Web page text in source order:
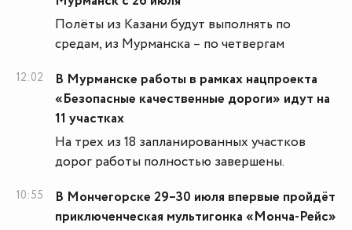
Полёты из Казани будут выполнять по
средам, из Мурманска – по четвергам
12:02
В Мурманске работы в рамках нацпроекта
«Безопасные качественные дороги» идут на
11 участках
На трех из 18 запланированных участков
дорог работы полностью завершены.
10:55
В Мончегорске 29–30 июля впервые пройдёт
приключенческая мультигонка «Монча-Рейс»